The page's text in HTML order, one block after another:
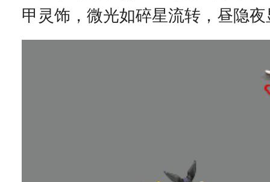
甲灵饰，微光如碎星流转，昼隐夜